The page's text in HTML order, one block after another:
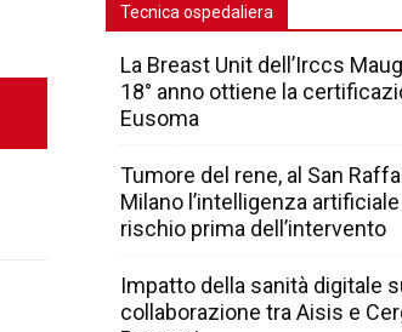
Tecnica ospedaliera
La Breast Unit dell’Irccs
18° anno ottiene la
Eusoma
Tumore del rene, al San
Milano l’intelligenza
rischio prima dell’intervento
Impatto della sanità digitale
collaborazione tra Aisis e